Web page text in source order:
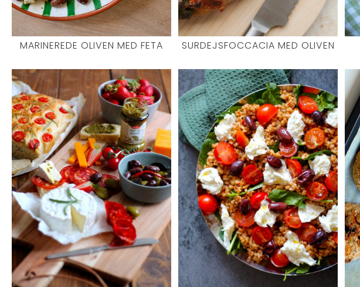
MARINEREDE OLIVEN MED FETA SURDEJSFOCCACIA MED OLIVEN